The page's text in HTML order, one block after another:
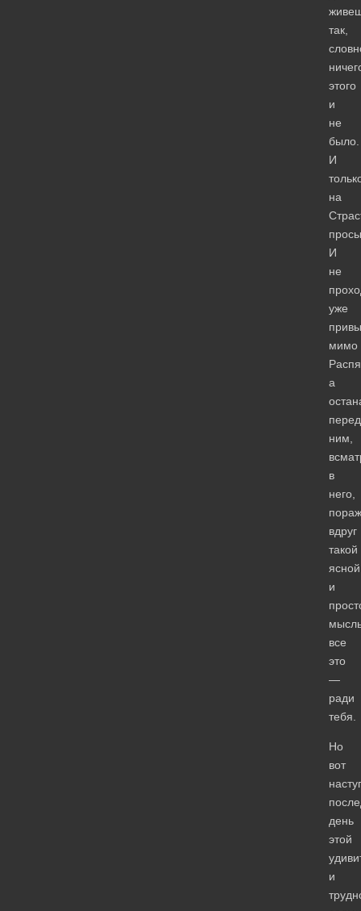
так,
этого
и
не
было.
И
на
И
не
уже
мимо
а
перед
ним,
в
него,
вдруг
такой
ясной
и
все
это
—
ради
тебя.
Но
вот
день
этой
и